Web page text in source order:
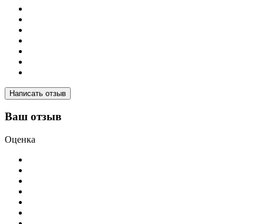
Написать отзыв
Ваш отзыв
Оценка